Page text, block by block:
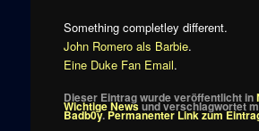
Something completley different.
John Romero als Barbie.
Eine Duke Fan Email.
Dieser Eintrag wurde veröffentlicht in
Wichtige Newsund verschlagwortet
Badb0y.Permanenter Link zum